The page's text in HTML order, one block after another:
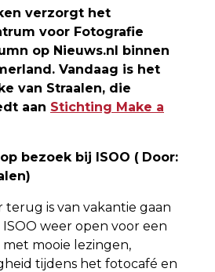
verzorgt het
voor Fotografie
op Nieuws.nl binnen
Vandaag is het
van Straalen, die
aan Stichting Make a
bezoek bij ISOO ( Door:
is van vakantie gaan
weer open voor een
mooie lezingen,
tijdens het fotocafé en